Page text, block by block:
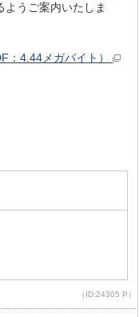
うご案内いたしま
：4.44メガバイト）
（ID:24305 P）